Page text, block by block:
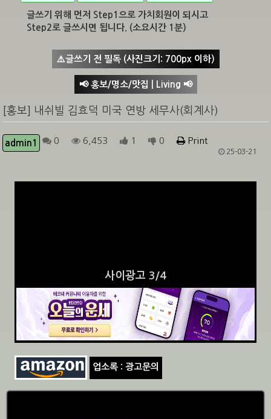
글쓰기 위해 먼저 Step1으로 가치회원이 되시고
Step2로 글쓰시면 됩니다. (소요시간 1분)
⚠️글쓰기 전 필독 (사진크기: 700px 이하)
📢 홍보/명소/맛집 | Living 📢
[홍보] 내쉬빌 김효덕 미국 연방 세무사(회계사)
admin1 0 6,453 1 0 Print
25-03-21
사이광고 3/4
업소록 : 광고문의